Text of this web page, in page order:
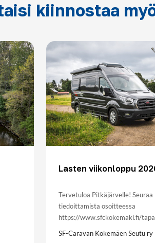
kiinnostaa
Lasten viikonloppu
Tervetuloa Pitkäjärvelle! Seuraa
tiedoittamista osoitteessa
https://www.sfckokemaki.fi/
SF-Caravan Kokemäen Seutu ry